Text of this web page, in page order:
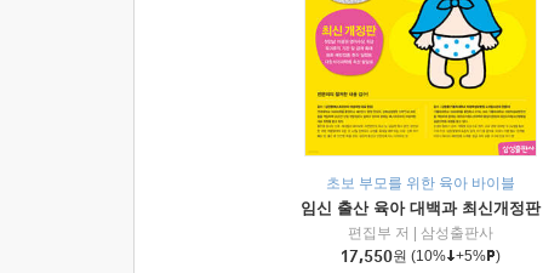
초보 부모를 위한 육아 바이블
임신 출산 육아 대백과 최신개정판
편집부 저
삼성출판사
17,550원 (10% +5% )